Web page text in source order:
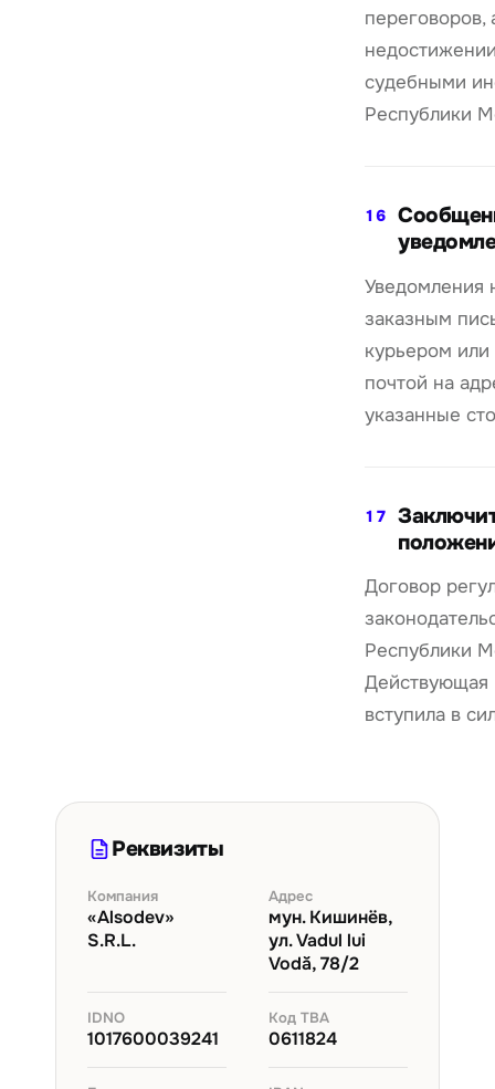
переговоров,
судебными
Республики
16
Уведомления
заказным
курьером или
почтой на
указанные
17
Договор
Республики
Действующая
вступила в
Реквизиты
Компания
«Alsodev»
S.R.L.
Адрес
мун. Кишинёв,
ул. Vadul lui
Vodă, 78/2
IDNO
1017600039241
Код ТВА
0611824